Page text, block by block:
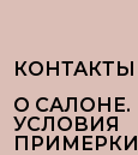
КОНТАКТЫ
О САЛОНЕ.
УСЛОВИЯ
ПРИМЕРКИ